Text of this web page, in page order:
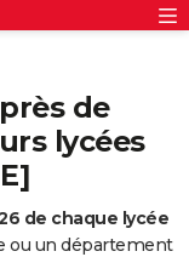
de
lycées
de chaque lycée
ou un département